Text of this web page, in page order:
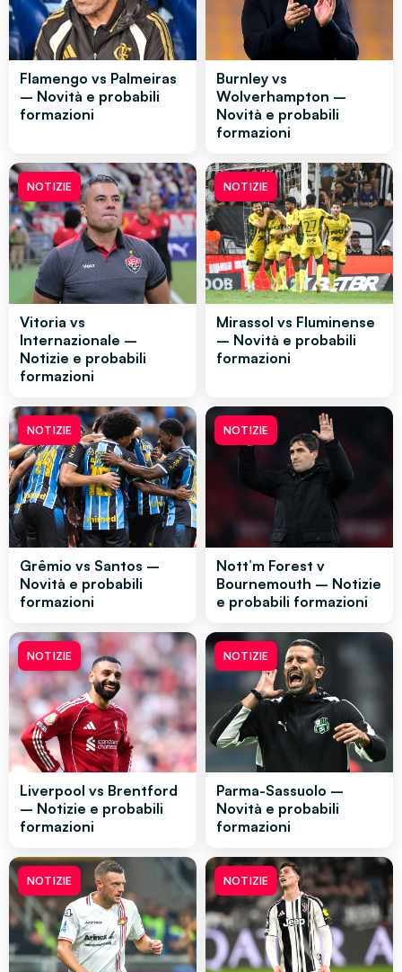
Flamengo vs Palmeiras
– Novità e probabili
formazioni
Burnley vs
Wolverhampton –
Novità e probabili
formazioni
NOTIZIE
Vitoria vs
Internazionale –
Notizie e probabili
formazioni
NOTIZIE
Mirassol vs Fluminense
– Novità e probabili
formazioni
NOTIZIE
Grêmio vs Santos –
Novità e probabili
formazioni
NOTIZIE
Nott’m Forest v
Bournemouth – Notizie
e probabili formazioni
NOTIZIE
Liverpool vs Brentford
– Notizie e probabili
formazioni
NOTIZIE
Parma-Sassuolo –
Novità e probabili
formazioni
NOTIZIE NOTIZIE